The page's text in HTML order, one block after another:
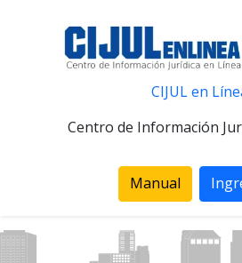
CIJUL en
Centro de Información
Manual